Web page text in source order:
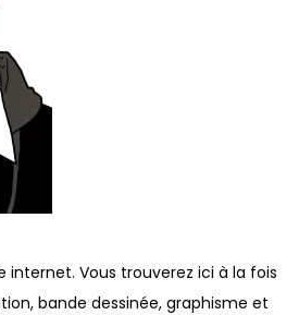
internet. Vous trouverez ici à la fois
bande dessinée, graphisme et